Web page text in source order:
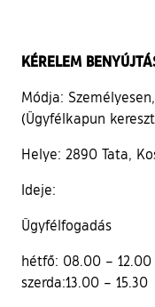
KÉRELEM
Módja:
(Ügyfélkapun
Helye: 2890 Tata,
Ideje:
Ügyfélfogadás
hétfő: 08.00 – 12.00
szerda:13.00 – 15.30